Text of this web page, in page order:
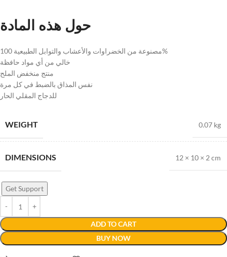
حول هذه المادة
مصنوعة من الخضراوات والأعشاب والتوابل الطبيعية 100%
خالي من أي مواد حافظة
منتج منخفض الملح
نفس المذاق بالضبط في كل مرة
للدجاج المقلي الحار
WEIGHT 0.07 kg
DIMENSIONS 12 × 10 × 2 cm
ADD TO CART
BUY NOW
Get Support